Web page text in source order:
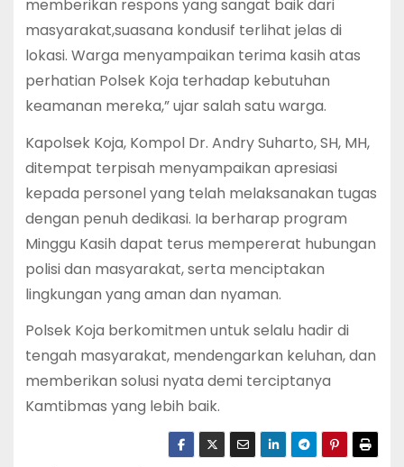
memberikan respons yang sangat baik dari
masyarakat,suasana kondusif terlihat jelas di
lokasi. Warga menyampaikan terima kasih atas
perhatian Polsek Koja terhadap kebutuhan
keamanan mereka,” ujar salah satu warga.
Kapolsek Koja, Kompol Dr. Andry Suharto, SH, MH,
ditempat terpisah menyampaikan apresiasi
kepada personel yang telah melaksanakan tugas
dengan penuh dedikasi. Ia berharap program
Minggu Kasih dapat terus mempererat hubungan
polisi dan masyarakat, serta menciptakan
lingkungan yang aman dan nyaman.
Polsek Koja berkomitmen untuk selalu hadir di
tengah masyarakat, mendengarkan keluhan, dan
memberikan solusi nyata demi terciptanya
Kamtibmas yang lebih baik.